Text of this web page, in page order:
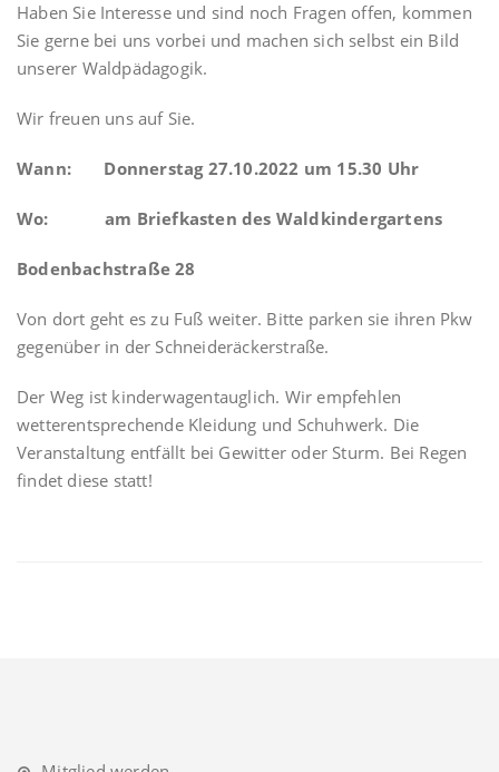
Haben Sie Interesse und sind noch Fragen offen, kommen
Sie gerne bei uns vorbei und machen sich selbst ein Bild
unserer Waldpädagogik.
Wir freuen uns auf Sie.
Wann: Donnerstag 27.10.2022 um 15.30 Uhr
Wo: am Briefkasten des Waldkindergartens
Bodenbachstraße 28
Von dort geht es zu Fuß weiter. Bitte parken sie ihren Pkw
gegenüber in der Schneideräckerstraße.
Der Weg ist kinderwagentauglich. Wir empfehlen
wetterentsprechende Kleidung und Schuhwerk. Die
Veranstaltung entfällt bei Gewitter oder Sturm. Bei Regen
findet diese statt!